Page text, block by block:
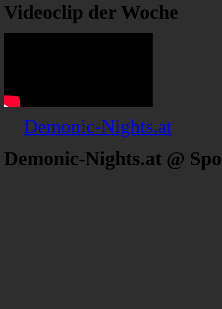
Videoclip der Woche
Demonic-Nights.at
Demonic-Nights.at @